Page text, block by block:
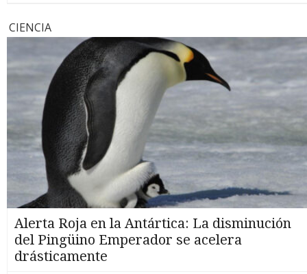
CIENCIA
Alerta Roja en la Antártica: La disminución
del Pingüino Emperador se acelera
drásticamente